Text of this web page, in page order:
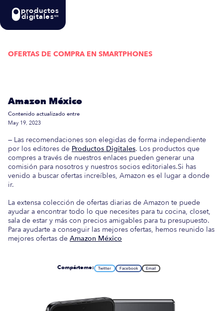
productos
digitalesMX
OFERTAS DE COMPRA EN SMARTPHONES
Amazon México
Contenido actualizado entre
May 19, 2023
— Las recomendaciones son elegidas de forma independiente
por los editores de Productos Digitales. Los productos que
compres a través de nuestros enlaces pueden generar una
comisión para nosotros y nuestros socios editoriales.Si has
venido a buscar ofertas increíbles, Amazon es el lugar a donde
ir.
La extensa colección de ofertas diarias de Amazon te puede
ayudar a encontrar todo lo que necesites para tu cocina, closet,
sala de estar y más con precios amigables para tu presupuesto.
Para ayudarte a conseguir las mejores ofertas, hemos reunido las
mejores ofertas de Amazon México
Compárteme: Twitter Facebook Email